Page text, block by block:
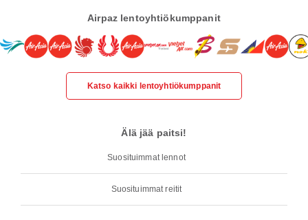
Airpaz lentoyhtiökumppanit
Katso kaikki lentoyhtiökumppanit
Älä jää paitsi!
Suosituimmat lennot
Suosituimmat reitit